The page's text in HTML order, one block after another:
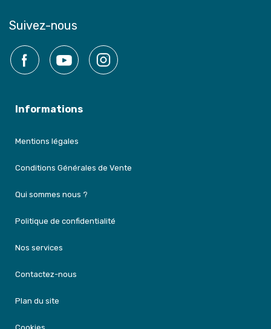
Suivez-nous
Facebook YouTube
Informations
Mentions légales
Conditions Générales de Vente
Qui sommes nous ?
Politique de confidentialité
Nos services
Contactez-nous
Plan du site